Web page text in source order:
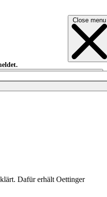
Close menu
Anmelden
Dafür erhält Oettinger